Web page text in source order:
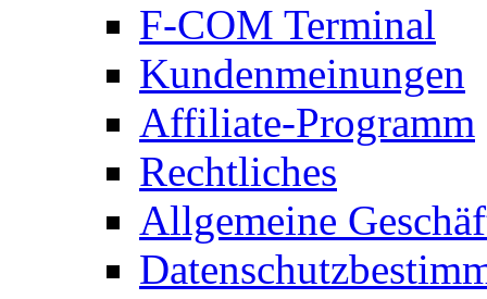
F-COM Terminal
Kundenmeinungen
Affiliate-Programm
Rechtliches
Allgemeine